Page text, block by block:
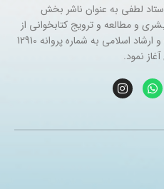
لطفی به عنوان ناشر بخش
و مطالعه و ترویج کتابخوانی از
سال 1394 با مجوز از وزارت فرهنگ و ارشاد اسلامی به شماره پروانه 12910
نمود.